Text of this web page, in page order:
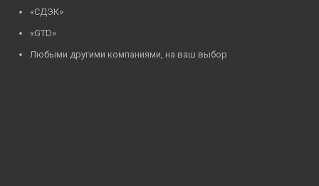
«СДЭК»
«GTD»
Любыми другими компаниями, на ваш выбор